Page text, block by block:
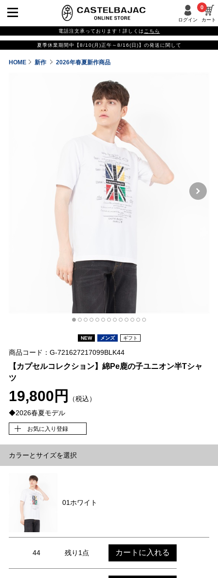
ログイン カート
0
電話注文承っております！詳しくは こちら
夏季休業期間中【8/10(月)正午～8/16(日)】の発送に関して
HOME 新作 2026年春夏新作商品
NEW メンズ ギフト
商品コード：G-721627217099BLK44
【カプセルコレクション】綿Pe鹿の子ユニオン半Tシャ
ツ
19,800円
（税込）
◆2026春夏モデル
お気に入り登録
カラーとサイズを選択
01ホワイト
44 残り1点 カートに入れる